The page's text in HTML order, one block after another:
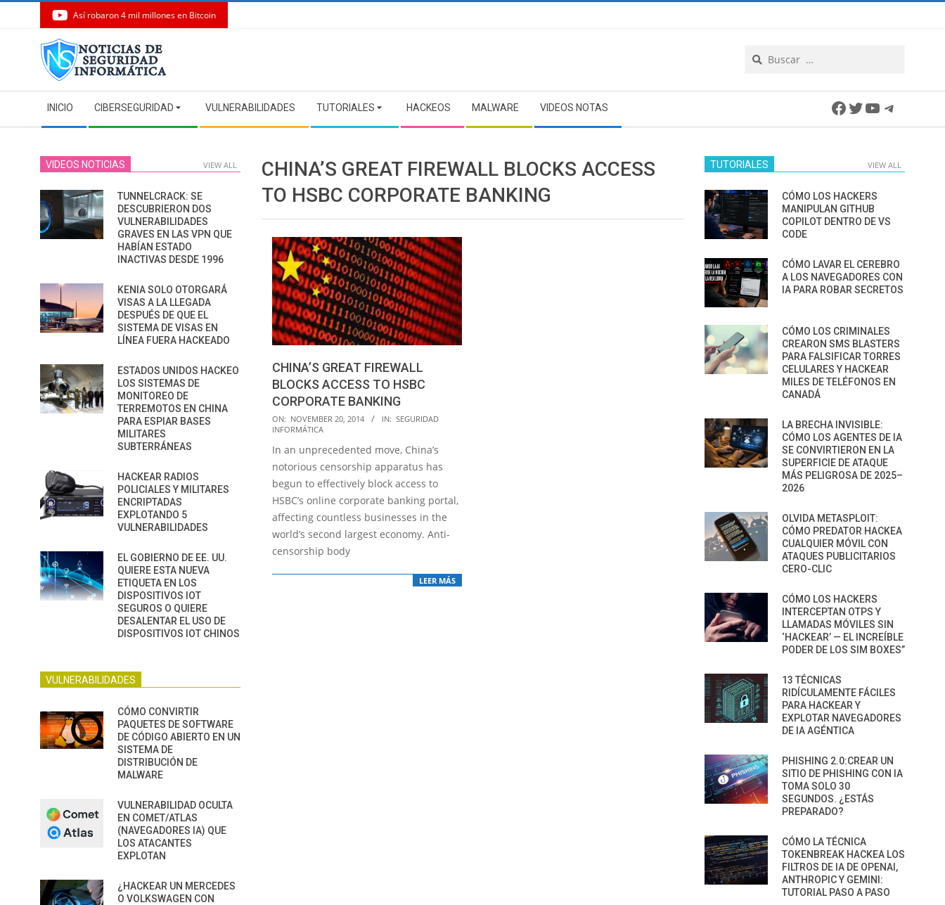
Así robaron 4 mil millones en Bitcoin
Navigation
Menu
INICIO CIBERSEGURIDAD VULNERABILIDADES TUTORIALES HACKEOS MALWARE VIDEOS NOTAS Facebook
Twitter
YouTube
CHINA’S GREAT FIREWALL BLOCKS ACCESS
TO HSBC CORPORATE BANKING
CHINA’S GREAT FIREWALL
BLOCKS ACCESS TO HSBC
CORPORATE BANKING
2014-
11-
20
ON: NOVEMBER 20, 2014 IN: SEGURIDAD
INFORMÁTICA
In an unprecedented move, China’s
notorious censorship apparatus has
begun to effectively block access to
HSBC’s online corporate banking portal,
affecting countless businesses in the
world’s second largest economy. Anti-
censorship body
LEER MÁS
VIDEOS NOTICIAS VIEW ALL
TUNNELCRACK: SE
DESCUBRIERON DOS
VULNERABILIDADES
GRAVES EN LAS VPN QUE
HABÍAN ESTADO
INACTIVAS DESDE 1996
KENIA SOLO OTORGARÁ
VISAS A LA LLEGADA
DESPUÉS DE QUE EL
SISTEMA DE VISAS EN
LÍNEA FUERA HACKEADO
ESTADOS UNIDOS HACKEO
LOS SISTEMAS DE
MONITOREO DE
TERREMOTOS EN CHINA
PARA ESPIAR BASES
MILITARES
SUBTERRÁNEAS
HACKEAR RADIOS
POLICIALES Y MILITARES
ENCRIPTADAS
EXPLOTANDO 5
VULNERABILIDADES
EL GOBIERNO DE EE. UU.
QUIERE ESTA NUEVA
ETIQUETA EN LOS
DISPOSITIVOS IOT
SEGUROS O QUIERE
DESALENTAR EL USO DE
DISPOSITIVOS IOT CHINOS
VULNERABILIDADES
CÓMO CONVIRTIR
PAQUETES DE SOFTWARE
DE CÓDIGO ABIERTO EN UN
SISTEMA DE
DISTRIBUCIÓN DE
MALWARE
VULNERABILIDAD OCULTA
EN COMET/ATLAS
(NAVEGADORES IA) QUE
LOS ATACANTES
EXPLOTAN
¿HACKEAR UN MERCEDES
O VOLKSWAGEN CON
TUTORIALES VIEW ALL
CÓMO LOS HACKERS
MANIPULAN GITHUB
COPILOT DENTRO DE VS
CODE
CÓMO LAVAR EL CEREBRO
A LOS NAVEGADORES CON
IA PARA ROBAR SECRETOS
CÓMO LOS CRIMINALES
CREARON SMS BLASTERS
PARA FALSIFICAR TORRES
CELULARES Y HACKEAR
MILES DE TELÉFONOS EN
CANADÁ
LA BRECHA INVISIBLE:
CÓMO LOS AGENTES DE IA
SE CONVIRTIERON EN LA
SUPERFICIE DE ATAQUE
MÁS PELIGROSA DE 2025–
2026
OLVIDA METASPLOIT:
CÓMO PREDATOR HACKEA
CUALQUIER MÓVIL CON
ATAQUES PUBLICITARIOS
CERO-CLIC
CÓMO LOS HACKERS
INTERCEPTAN OTPS Y
LLAMADAS MÓVILES SIN
‘HACKEAR’ — EL INCREÍBLE
PODER DE LOS SIM BOXES”
13 TÉCNICAS
RIDÍCULAMENTE FÁCILES
PARA HACKEAR Y
EXPLOTAR NAVEGADORES
DE IA AGÉNTICA
PHISHING 2.0:CREAR UN
SITIO DE PHISHING CON IA
TOMA SOLO 30
SEGUNDOS. ¿ESTÁS
PREPARADO?
CÓMO LA TÉCNICA
TOKENBREAK HACKEA LOS
FILTROS DE IA DE OPENAI,
ANTHROPIC Y GEMINI:
TUTORIAL PASO A PASO